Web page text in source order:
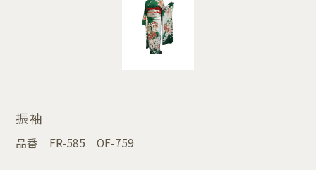
振袖
品番 FR-585 OF-759